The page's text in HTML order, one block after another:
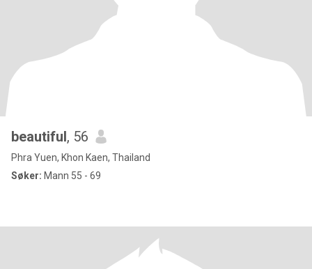
beautiful, 56
Phra Yuen, Khon Kaen, Thailand
Søker: Mann 55 - 69